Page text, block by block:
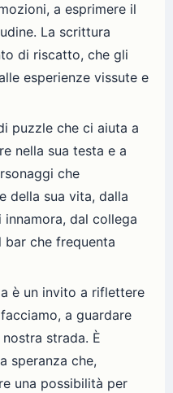
a esprimere il
La scrittura
di riscatto, che gli
esperienze vissute e
puzzle che ci aiuta a
nella sua testa e a
che
della sua vita, dalla
dal collega
che frequenta
è un invito a riflettere
a guardare
strada. È
speranza che,
una possibilità per